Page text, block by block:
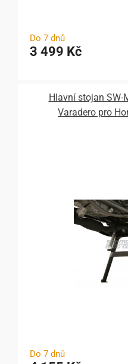
Do 7 dnů
3 499 Kč
Hlavní stojan SW-
Varadero pro
Do 7 dnů